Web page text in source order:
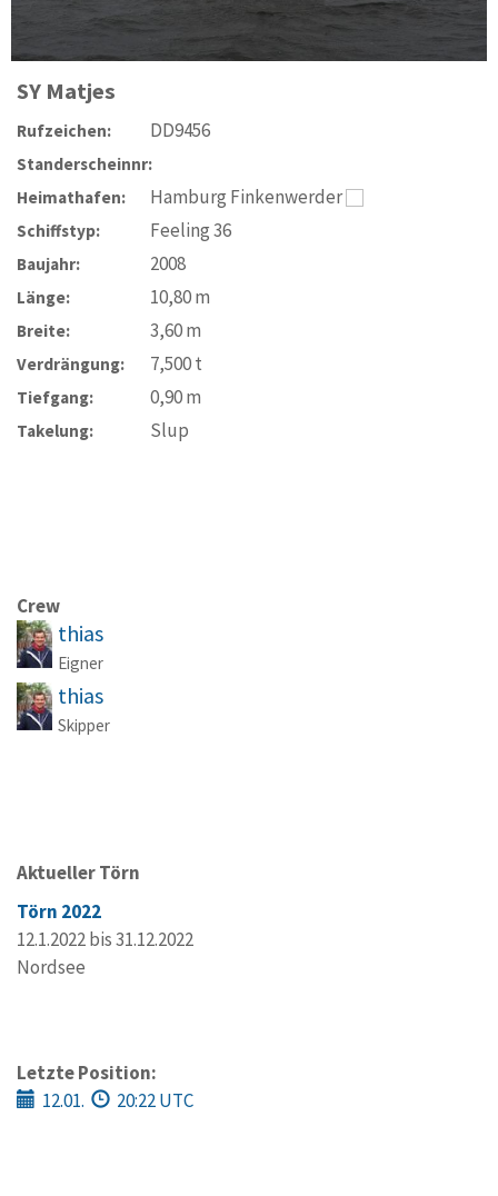
SY Matjes
Rufzeichen: DD9456
Standerscheinnr:
Heimathafen:
Hamburg Finkenwerder
Schiffstyp: Feeling 36
Baujahr: 2008
Länge: 10,80m
Breite: 3,60m
Verdrängung: 7,500t
Tiefgang: 0,90m
Takelung: Slup
Crew
thias
Eigner
thias
Skipper
Aktueller Törn
Törn 2022
12.1.2022 bis 31.12.2022
Nordsee
Letzte Position:
12.01.
20:22 UTC